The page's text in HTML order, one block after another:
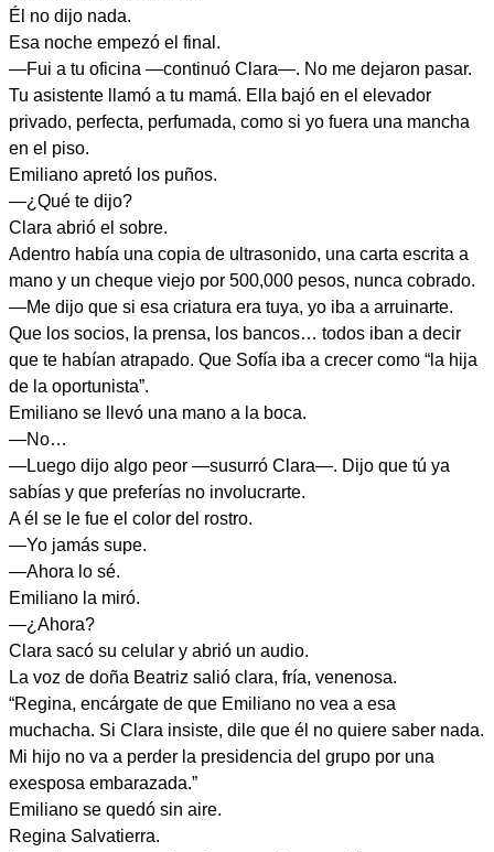
Él no dijo nada.
Esa noche empezó el final.
—Fui a tu oficina —continuó Clara—. No me dejaron pasar.
Tu asistente llamó a tu mamá. Ella bajó en el elevador
privado, perfecta, perfumada, como si yo fuera una mancha
en el piso.
Emiliano apretó los puños.
—¿Qué te dijo?
Clara abrió el sobre.
Adentro había una copia de ultrasonido, una carta escrita a
mano y un cheque viejo por 500,000 pesos, nunca cobrado.
—Me dijo que si esa criatura era tuya, yo iba a arruinarte.
Que los socios, la prensa, los bancos… todos iban a decir
que te habían atrapado. Que Sofía iba a crecer como “la hija
de la oportunista”.
Emiliano se llevó una mano a la boca.
—No…
—Luego dijo algo peor —susurró Clara—. Dijo que tú ya
sabías y que preferías no involucrarte.
A él se le fue el color del rostro.
—Yo jamás supe.
—Ahora lo sé.
Emiliano la miró.
—¿Ahora?
Clara sacó su celular y abrió un audio.
La voz de doña Beatriz salió clara, fría, venenosa.
“Regina, encárgate de que Emiliano no vea a esa
muchacha. Si Clara insiste, dile que él no quiere saber nada.
Mi hijo no va a perder la presidencia del grupo por una
exesposa embarazada.”
Emiliano se quedó sin aire.
Regina Salvatierra.